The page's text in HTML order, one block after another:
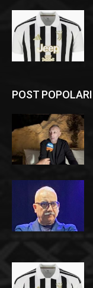
POST POPOLARI